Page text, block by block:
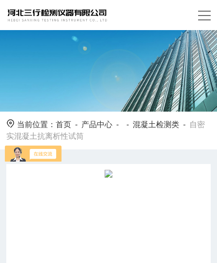
当前位置：首页 - 产品中心 - -混凝土检测类 - 自密
实混凝土抗离析性试筒